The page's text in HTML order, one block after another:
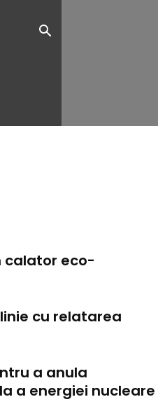
calator eco-
cu relatarea
a anula
a energiei nucleare